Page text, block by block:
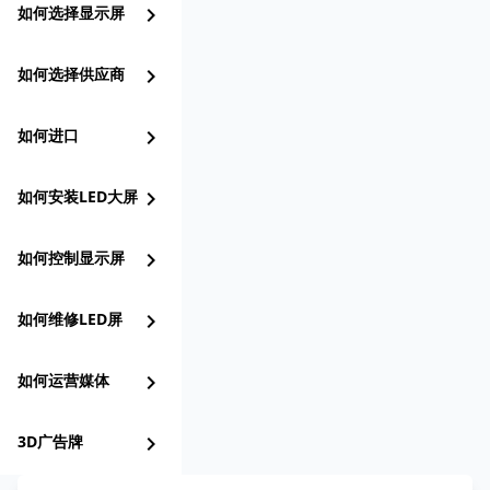
如何选择显示屏 chevron_right
如何选择供应商 chevron_right
如何进口 chevron_right
如何安装LED大屏 chevron_right
如何控制显示屏 chevron_right
如何维修LED屏 chevron_right
如何运营媒体 chevron_right
3D广告牌 chevron_right